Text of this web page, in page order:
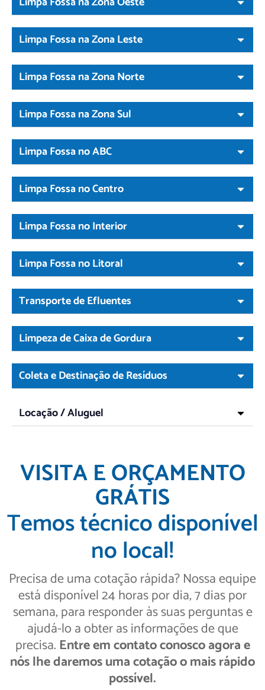
Limpa Fossa na Zona Leste
Limpa Fossa na Zona Norte
Limpa Fossa na Zona Sul
Limpa Fossa no ABC
Limpa Fossa no Centro
Limpa Fossa no Interior
Limpa Fossa no Litoral
Transporte de Efluentes
Limpeza de Caixa de Gordura
Coleta e Destinação de Resíduos
Locação / Aluguel
VISITA E ORÇAMENTO
GRÁTIS
Temos técnico disponível
no local!
Precisa de uma cotação rápida? Nossa equipe
está disponível 24 horas por dia, 7 dias por
semana, para responder às suas perguntas e
ajudá-lo a obter as informações de que
precisa. Entre em contato conosco agora e
nós lhe daremos uma cotação o mais rápido
possível.